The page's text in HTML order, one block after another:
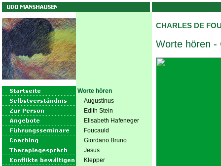
Worte hören
Augustinus
Edith Stein
Elisabeth Hafeneger
Foucauld
Giordano Bruno
Jesus
Klepper
CHARLES DE
Worte hören -